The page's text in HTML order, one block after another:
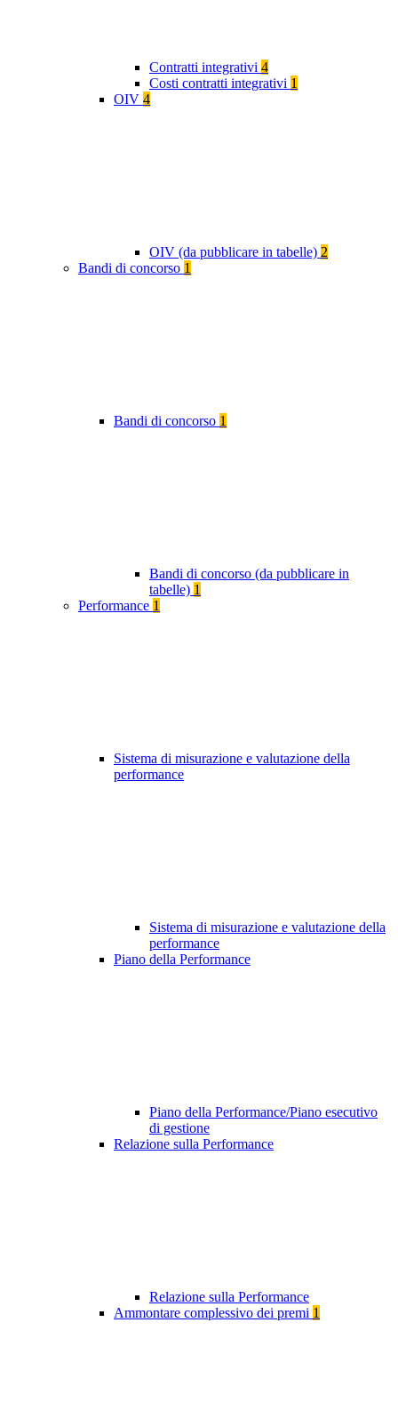
Contratti integrativi 4
Costi contratti integrativi 1
OIV 4
OIV (da pubblicare in tabelle) 2
Bandi di concorso 1
Bandi di concorso 1
Bandi di concorso (da pubblicare in
tabelle) 1
Performance 1
Sistema di misurazione e valutazione della
performance
Sistema di misurazione e valutazione della
performance
Piano della Performance
Piano della Performance/Piano esecutivo
di gestione
Relazione sulla Performance
Relazione sulla Performance
Ammontare complessivo dei premi 1